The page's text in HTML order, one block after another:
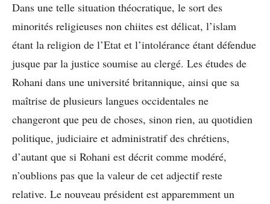
Dans une telle situation théocratique, le sort des
minorités religieuses non chiites est délicat, l’islam
étant la religion de l’Etat et l’intolérance étant défendue
jusque par la justice soumise au clergé. Les études de
Rohani dans une université britannique, ainsi que sa
maîtrise de plusieurs langues occidentales ne
changeront que peu de choses, sinon rien, au quotidien
politique, judiciaire et administratif des chrétiens,
d’autant que si Rohani est décrit comme modéré,
n’oublions pas que la valeur de cet adjectif reste
relative. Le nouveau président est apparemment un